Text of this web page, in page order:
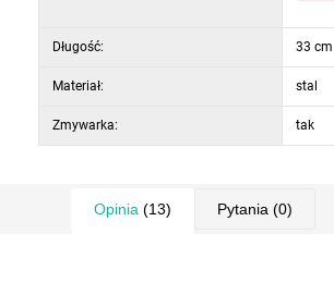
Długość: 33 cm
Materiał: stal
Zmywarka: tak
Opinia (13) Pytania (0)